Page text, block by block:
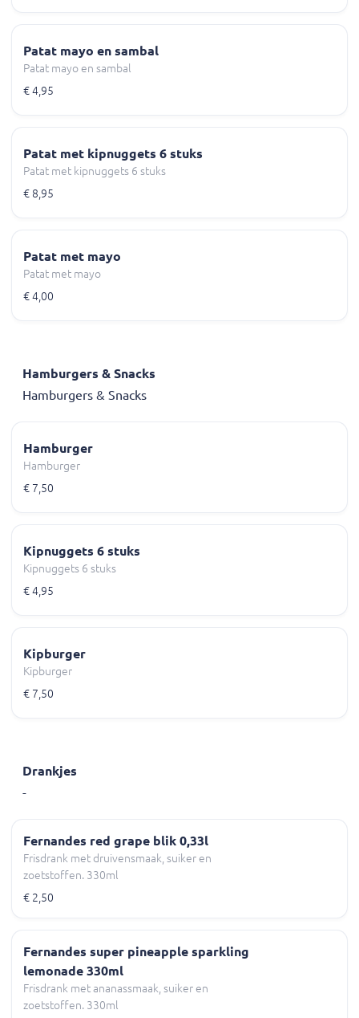
Patat mayo en sambal
Patat mayo en sambal
€ 4,95
Patat met kipnuggets 6 stuks
Patat met kipnuggets 6 stuks
€ 8,95
Patat met mayo
Patat met mayo
€ 4,00
Hamburgers & Snacks
Hamburgers & Snacks
Hamburger
Hamburger
€ 7,50
Kipnuggets 6 stuks
Kipnuggets 6 stuks
€ 4,95
Kipburger
Kipburger
€ 7,50
Drankjes
-
Fernandes red grape blik 0,33l
Frisdrank met druivensmaak, suiker en
zoetstoffen. 330ml
€ 2,50
Fernandes super pineapple sparkling
lemonade 330ml
Frisdrank met ananassmaak, suiker en
zoetstoffen. 330ml